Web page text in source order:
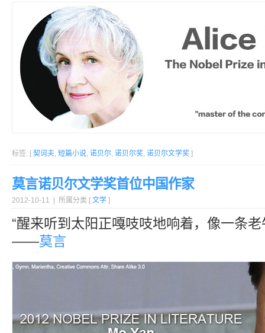
标签: [ 契诃夫, 短篇小说, 诺贝尔, 诺贝尔奖, 诺贝尔文学奖 ]
莫言诺贝尔文学奖首位中国作家
2012-10-11 | 所属分类 [ 文学 ]
“醒来听到太阳正嘎吱吱地响着，像一条
——莫言